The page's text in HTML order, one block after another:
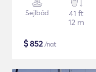
Sejlbåd
41 ft
12 m
$852/nat